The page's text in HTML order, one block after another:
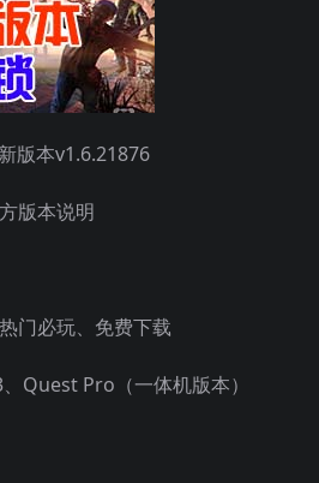
版本v1.6.21876
版本说明
门必玩、免费下载
Quest Pro（一体机版本）